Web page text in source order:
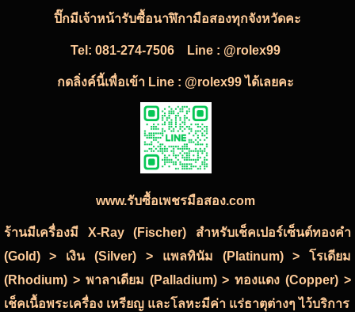
ปิ๊กมีเจ้าหน้ารับซื้อนาฬิกามือสองทุกจังหวัดคะ
Tel:081-274-7506 Line : @rolex99
กดลิ่งค์นี้เพื่อเข้า Line : @rolex99 ได้เลยคะ
www.รับซื้อเพชรมือสอง.com
ร้านมีเครื่องมี X-Ray (Fischer) สำหรับเช็คเปอร์เซ็นต์ทองคำ
(Gold) > เงิน (Silver) > แพลทินัม (Platinum) > โรเดียม
(Rhodium) > พาลาเดียม (Palladium) > ทองแดง (Copper) >
เช็คเนื้อพระเครื่อง เหรียญ และโลหะมีค่า แร่ธาตุต่างๆ ไว้บริการ